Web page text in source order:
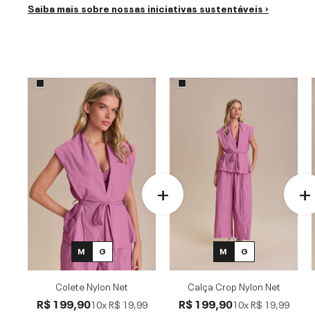
Saiba mais sobre nossas iniciativas sustentáveis ›
M G
Colete Nylon Net
R$ 199,9010xR$ 19,99
M G
Calça Crop Nylon Net
R$ 199,9010xR$ 19,99